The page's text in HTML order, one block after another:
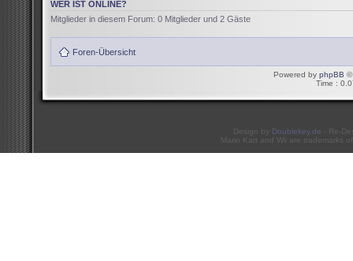
WER IST ONLINE?
Mitglieder in diesem Forum: 0 Mitglieder und 2 Gäste
Foren-Übersicht
Powered by phpBB ©
Time :
Design by Doublekey.de - Re-
Mario Kart and Wii are trademarks